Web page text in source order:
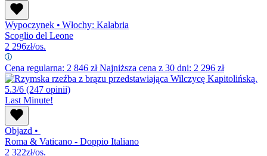
Wypoczynek • Włochy: Kalabria
Scoglio del Leone
2 296zł/os.
Cena regularna: 2 846 złNajniższa cena z 30 dni: 2 296 zł
5.3/6 (247 opinii)
Last Minute!
Objazd •
Roma & Vaticano - Doppio Italiano
2 322zł/os.